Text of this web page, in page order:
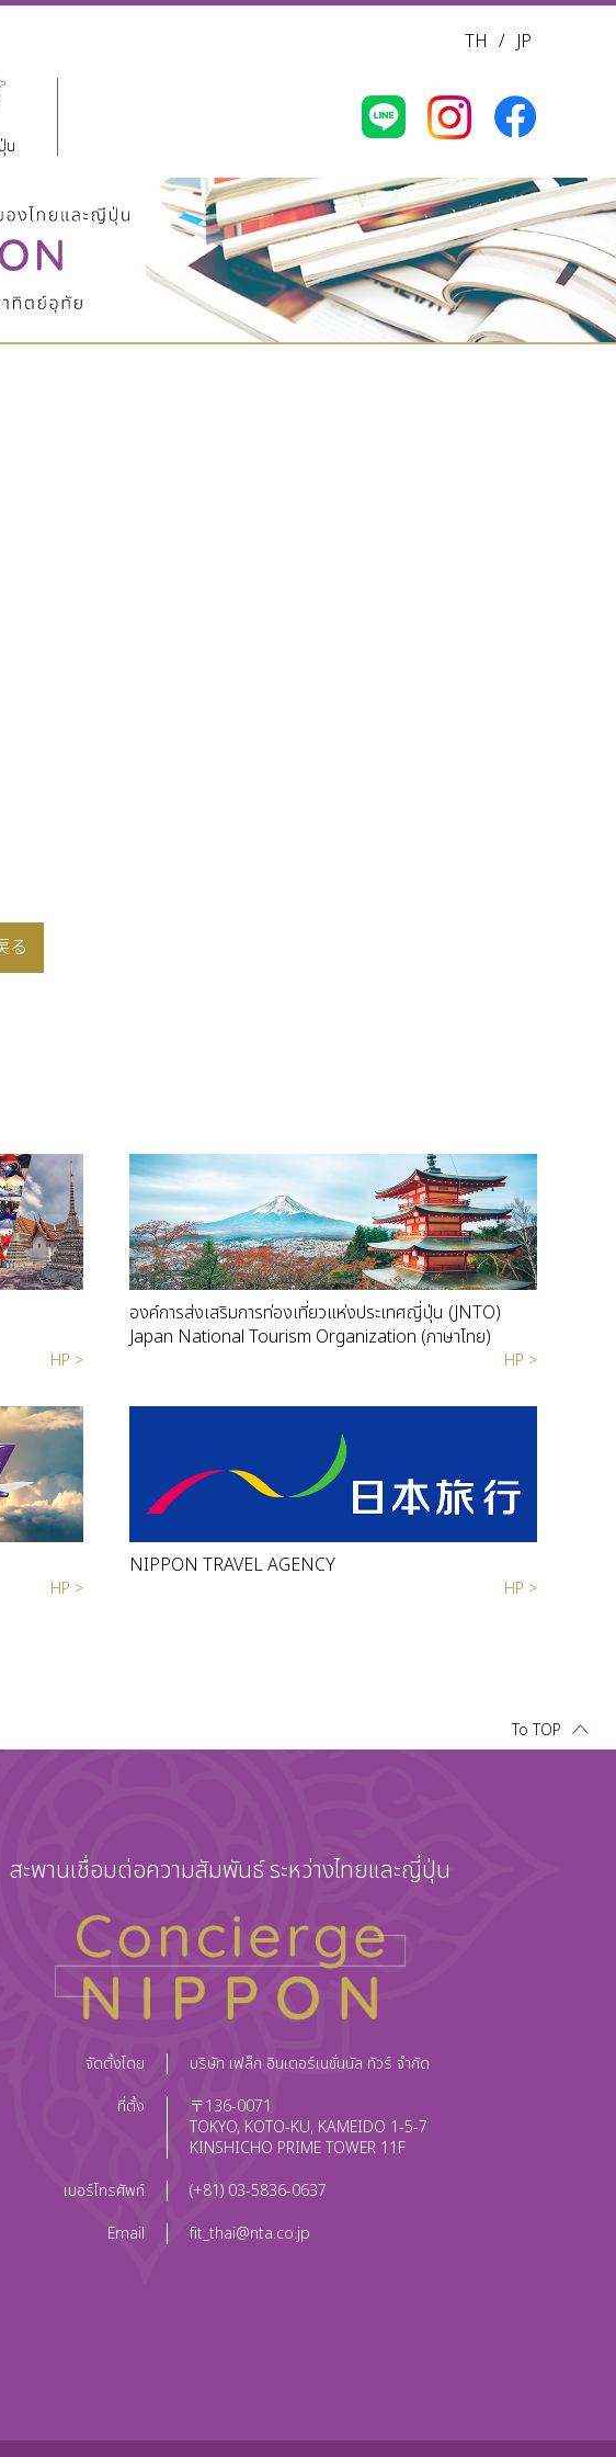
TH / JP
น
る
HP >
องค์การส่งเสริมการท่องเที่ยวแห่งประเทศญี่ปุ่น (JNTO)
Japan National Tourism Organization (ภาษาไทย)
HP >
HP >
NIPPON TRAVEL AGENCY
HP >
To TOP
สะพานเชื่อมต่อความสัมพันธ์ระหว่างไทยและญี่ปุ่น
จัดตั้งโดย
บริษัท เฟล็ก อินเตอร์เนชั่นนัล ทัวร์ จำกัด
ที่ตั้ง
〒136-0071
TOKYO, KOTO-KU, KAMEIDO 1-5-7
KINSHICHO PRIME TOWER 11F
เบอร์โทรศัพท์
(+81) 03-5836-0637
Email
fit_thai@nta.co.jp